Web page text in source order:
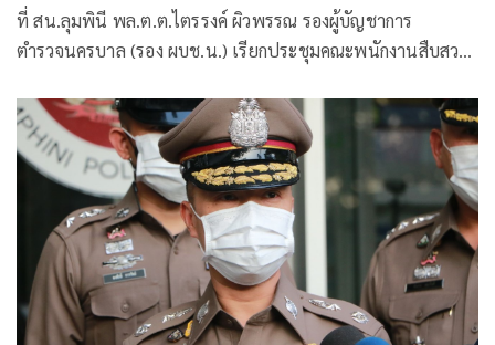
ที่ สน.ลุมพินี พล.ต.ต.ไตรรงค์ ผิวพรรณ รองผู้บัญชาการ
ตำรวจนครบาล (รอง ผบช.น.) เรียกประชุมคณะพนักงานสืบสวน
พานิชภักดิ์